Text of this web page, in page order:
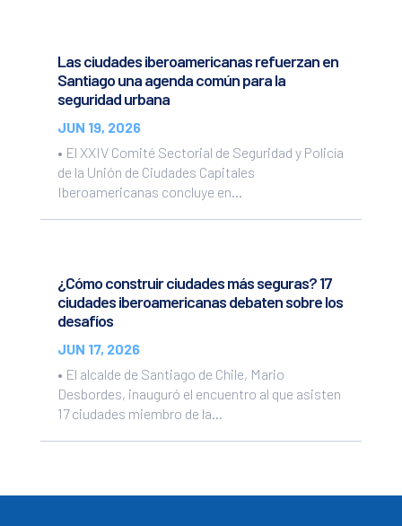
Las ciudades iberoamericanas refuerzan en
Santiago una agenda común para la
seguridad urbana
JUN 19, 2026
• El XXIV Comité Sectorial de Seguridad y Policía
de la Unión de Ciudades Capitales
Iberoamericanas concluye en...
¿Cómo construir ciudades más seguras? 17
ciudades iberoamericanas debaten sobre los
desafíos
JUN 17, 2026
• El alcalde de Santiago de Chile, Mario
Desbordes, inauguró el encuentro al que asisten
17 ciudades miembro de la...